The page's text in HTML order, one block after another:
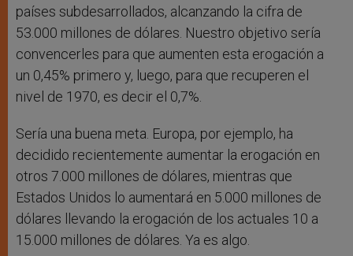
países subdesarrollados, alcanzando la cifra de
53.000 millones de dólares. Nuestro objetivo sería
convencerles para que aumenten esta erogación a
un 0,45% primero y, luego, para que recuperen el
nivel de 1970, es decir el 0,7%.
Sería una buena meta. Europa, por ejemplo, ha
decidido recientemente aumentar la erogación en
otros 7.000 millones de dólares, mientras que
Estados Unidos lo aumentará en 5.000 millones de
dólares llevando la erogación de los actuales 10 a
15.000 millones de dólares. Ya es algo.